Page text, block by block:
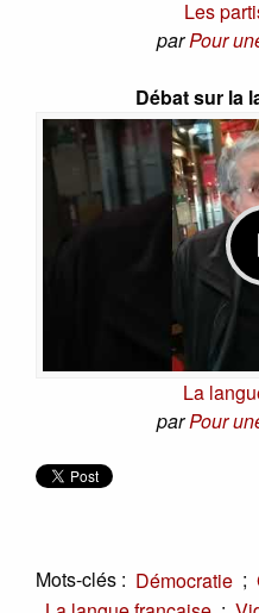
Les
parPour
Débat sur la
La
parPour
Mots-clés : Démocratie ;